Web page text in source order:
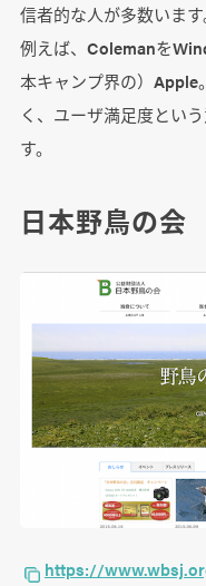
信者的な人が多数います
例えば、Colemanを
本キャンプ界の）Apple
く、ユーザ満足度とい
す。
日本野鳥の会
https://